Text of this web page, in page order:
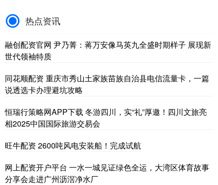
热点资讯
融创配资官网 尹乃菁：蒋万安像马英九全盛时期样子 展现新
世代领袖特质
同花顺配资 重庆市秀山土家族苗族自治县电信流量卡，一篇
说透选卡办理避坑攻略
恒瑞行策略网APP下载 冬游四川，实“礼”厚邀！四川文旅亮
相2025中国国际旅游交易会
旺牛配资 2600吨风电安装船！完成试航
网上配资开户平台 一水一城见证绿色全运，大湾区体育故事
分享会走进广州沥滘净水厂